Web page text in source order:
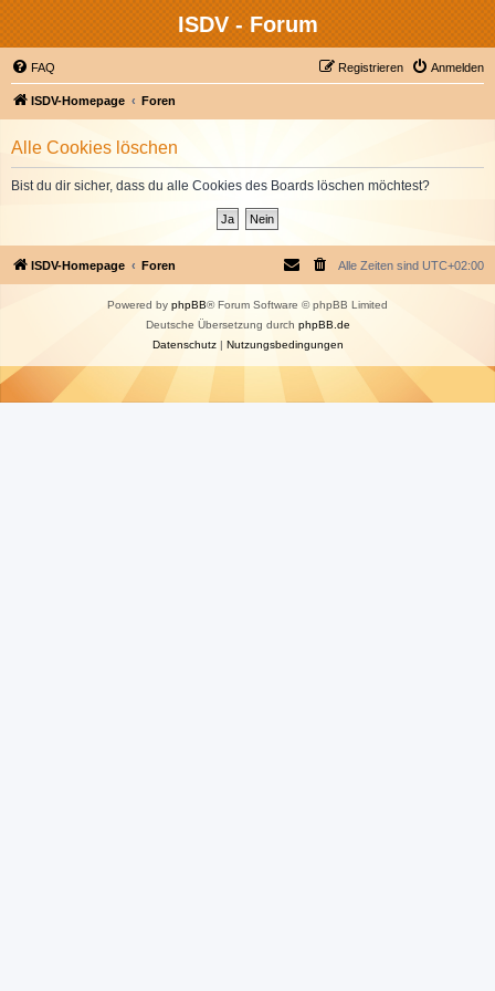
ISDV - Forum
FAQ Anmelden
Registrieren
ISDV-Homepage Foren
Alle Cookies löschen
Bist du dir sicher, dass du alle Cookies des Boards löschen möchtest?
ISDV-Homepage Foren Alle Zeiten sind UTC+02:00
Powered by phpBB® Forum Software © phpBB Limited
Deutsche Übersetzung durch phpBB.de
Datenschutz| Nutzungsbedingungen